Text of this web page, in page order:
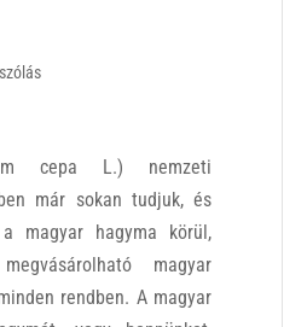
cepa L.) nemzeti
már sokan tudjuk, és
magyar hagyma körül,
magyar
rendben. A magyar